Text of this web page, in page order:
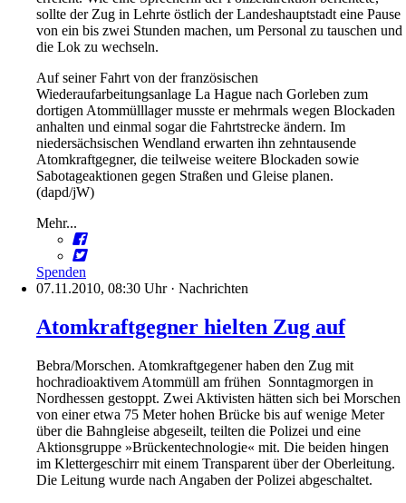
sollte der Zug in Lehrte östlich der Landeshauptstadt eine Pause
von ein bis zwei Stunden machen, um Personal zu tauschen und
die Lok zu wechseln.
Auf seiner Fahrt von der französischen
Wiederaufarbeitungsanlage La Hague nach Gorleben zum
dortigen Atommülllager musste er mehrmals wegen Blockaden
anhalten und einmal sogar die Fahrtstrecke ändern. Im
niedersächsischen Wendland erwarten ihn zehntausende
Atomkraftgegner, die teilweise weitere Blockaden sowie
Sabotageaktionen gegen Straßen und Gleise planen.
(dapd/jW)
Mehr...
Spenden
07.11.2010, 08:30 Uhr· Nachrichten
Atomkraftgegner hielten Zug auf
Bebra/Morschen. Atomkraftgegener haben den Zug mit
hochradioaktivem Atommüll am frühen Sonntagmorgen in
Nordhessen gestoppt. Zwei Aktivisten hätten sich bei Morschen
von einer etwa 75 Meter hohen Brücke bis auf wenige Meter
über die Bahngleise abgeseilt, teilten die Polizei und eine
Aktionsgruppe »Brückentechnologie« mit. Die beiden hingen
im Klettergeschirr mit einem Transparent über der Oberleitung.
Die Leitung wurde nach Angaben der Polizei abgeschaltet.